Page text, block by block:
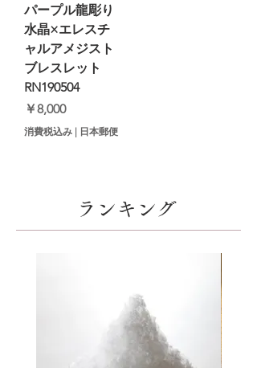
パープル龍彫り
水晶×エレスチ
ャルアメジスト
ブレスレット
RN190504
価格
￥8,000
消費税込み | 日本郵便
​ランキング